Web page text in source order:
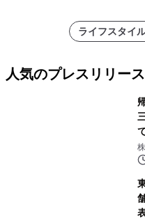
ライフスタイ
人気のプレスリリース